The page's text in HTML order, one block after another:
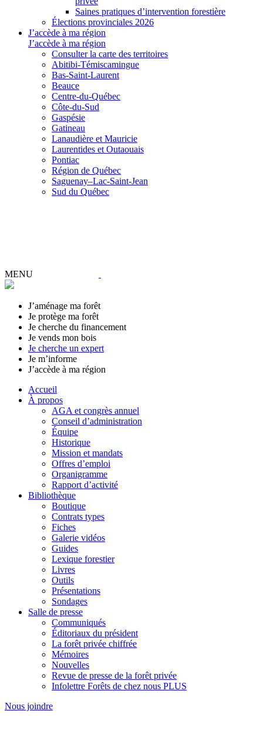
Saines pratiques d’intervention forestière
Élections provinciales 2026
J’accède à ma région
J’accède à ma région
Consulter la carte des territoires
Abitibi-Témiscamingue
Bas-Saint-Laurent
Beauce
Centre-du-Québec
Côte-du-Sud
Gaspésie
Gatineau
Lanaudière et Mauricie
Laurentides et Outaouais
Pontiac
Région de Québec
Saguenay–Lac-Saint-Jean
Sud du Québec
MENU
J’aménage ma forêt
Je protège ma forêt
Je cherche du financement
Je vends mon bois
Je cherche un expert
Je m’informe
J’accède à ma région
Accueil
À propos
AGA et congrès annuel
Conseil d’administration
Équipe
Historique
Mission et mandats
Offres d’emploi
Organigramme
Rapport d’activité
Bibliothèque
Boutique
Contrats types
Fiches
Galerie vidéos
Guides
Lexique forestier
Livres
Outils
Présentations
Sondages
Salle de presse
Communiqués
Éditoriaux du président
La forêt privée chiffrée
Mémoires
Nouvelles
Revue de presse de la forêt privée
Infolettre Forêts de chez nous PLUS
Nous joindre